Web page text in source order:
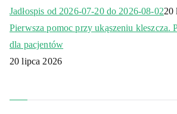
Jadłospis od 2026-07-20 do 2026-08-0220
Pierwsza pomoc przy ukąszeniu kleszcza.
dla pacjentów
20 lipca 2026